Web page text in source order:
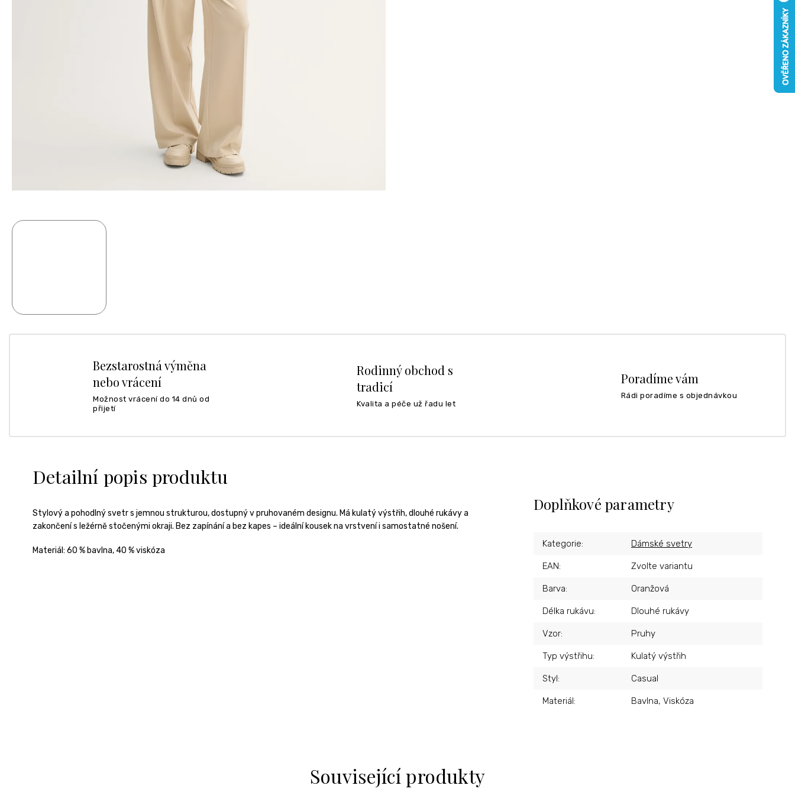
Bezstarostná výměna
nebo vrácení
Možnost vrácení do 14 dnů od
přijetí
Rodinný obchod s
tradicí
Kvalita a péče už řadu let
Poradíme vám
Rádi poradíme s objednávkou
Související produkty
Detailní popis produktu
Stylový a pohodlný svetr s jemnou strukturou, dostupný v pruhovaném designu. Má kulatý výstřih, dlouhé rukávy a
zakončení s ležérně stočenými okraji. Bez zapínání a bez kapes – ideální kousek na vrstvení i samostatné nošení.
Materiál: 60 % bavlna, 40 % viskóza
Doplňkové parametry
Kategorie: Dámské svetry
EAN: Zvolte variantu
Barva: Oranžová
Délka rukávu: Dlouhé rukávy
Vzor: Pruhy
Typ výstřihu: Kulatý výstřih
Styl: Casual
Materiál: Bavlna, Viskóza